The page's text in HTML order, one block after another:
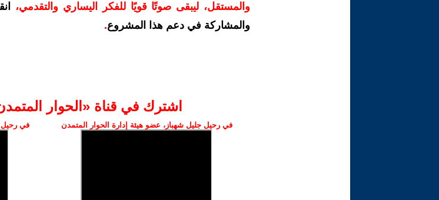
والمستقل، ليبقى صوتًا قويًا للفكر اليساري والتقدمي،
والمشاركة في دعم هذا المشروع.
اشترك في قناة ‫«الحوار
في رحيل جليل شهباز، عضو هيئة إدارة الحوار المتمدن في رحيل